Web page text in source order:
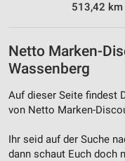
513,42 km
Netto Marken-
Wassenberg
Auf dieser Seite findest
von Netto Marken-
Ihr seid auf der Suche
dann schaut Euch doch